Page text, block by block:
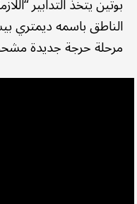
الناطق باسمه ديمتري
مرحلة حرجة جديدة